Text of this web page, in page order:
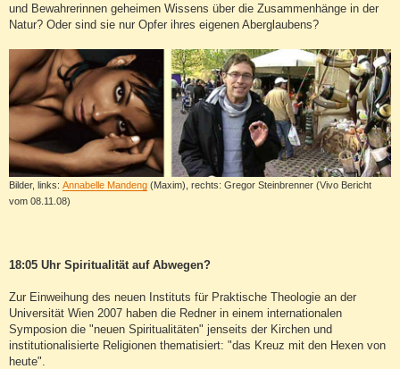
und Bewahrerinnen geheimen Wissens über die Zusammenhänge in der
Natur? Oder sind sie nur Opfer ihres eigenen Aberglaubens?
Bilder, links: Annabelle Mandeng (Maxim), rechts: Gregor Steinbrenner (Vivo Bericht
vom 08.11.08)
18:05 Uhr Spiritualität auf Abwegen?
Zur Einweihung des neuen Instituts für Praktische Theologie an der
Universität Wien 2007 haben die Redner in einem internationalen
Symposion die "neuen Spiritualitäten" jenseits der Kirchen und
institutionalisierte Religionen thematisiert: "das Kreuz mit den Hexen von
heute".